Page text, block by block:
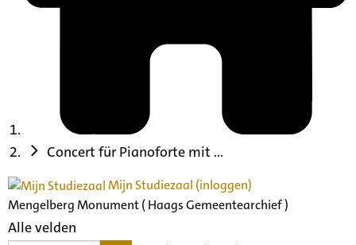
Concert für Pianoforte mit ...
Mijn Studiezaal (inloggen)
Mengelberg Monument ( Haags Gemeentearchief )
Alle velden